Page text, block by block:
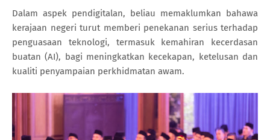
Dalam aspek pendigitalan, beliau memaklumkan bahawa
kerajaan negeri turut memberi penekanan serius terhadap
penguasaan teknologi, termasuk kemahiran kecerdasan
buatan (AI), bagi meningkatkan kecekapan, ketelusan dan
kualiti penyampaian perkhidmatan awam.